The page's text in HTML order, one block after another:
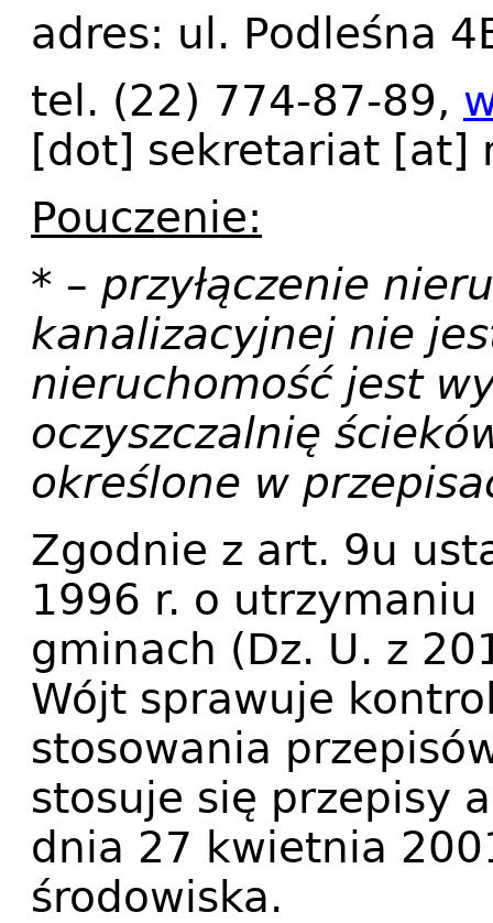
adres: ul. Podleśna
tel. (22) 774-87-89,
[dot] sekretariat [at]
Pouczenie:
* – przyłączenie
kanalizacyjnej nie
nieruchomość jest
oczyszczalnię
określone w
Zgodnie z art. 9u
1996 r. o
gminach (Dz. U. z
Wójt sprawuje
stosowania
stosuje się przepisy
dnia 27 kwietnia
środowiska.